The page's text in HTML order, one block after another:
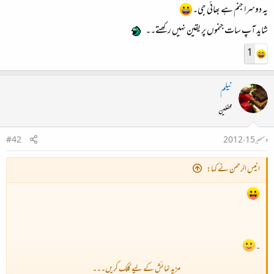
یہ دوسرا جنم ہے بھائی جی۔
شاید آپ سات جنموں پر یقین نہیں رکھتے۔۔
1
نیلم
محفلین
دسمبر 15، 2012
#42
انیس الرحمن نے کہا:
۔
مزید نمائش کے لیے کلک کریں۔۔۔